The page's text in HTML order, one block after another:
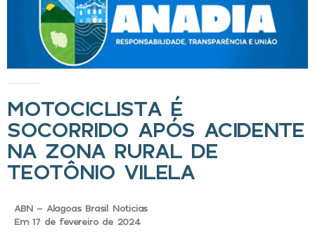
MOTOCICLISTA É
SOCORRIDO APÓS ACIDENTE
NA ZONA RURAL DE
TEOTÔNIO VILELA
ABN - Alagoas Brasil Noticias
Em 17 de fevereiro de 2024